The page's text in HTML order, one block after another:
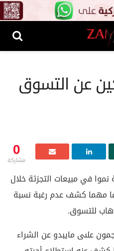
عن التسوق
0
مشاركة
في مبيعات التجزئة خلال
مهما كشف عدم رغبة نسبة
للتسوق.
علىى مايبدو عن الشراء